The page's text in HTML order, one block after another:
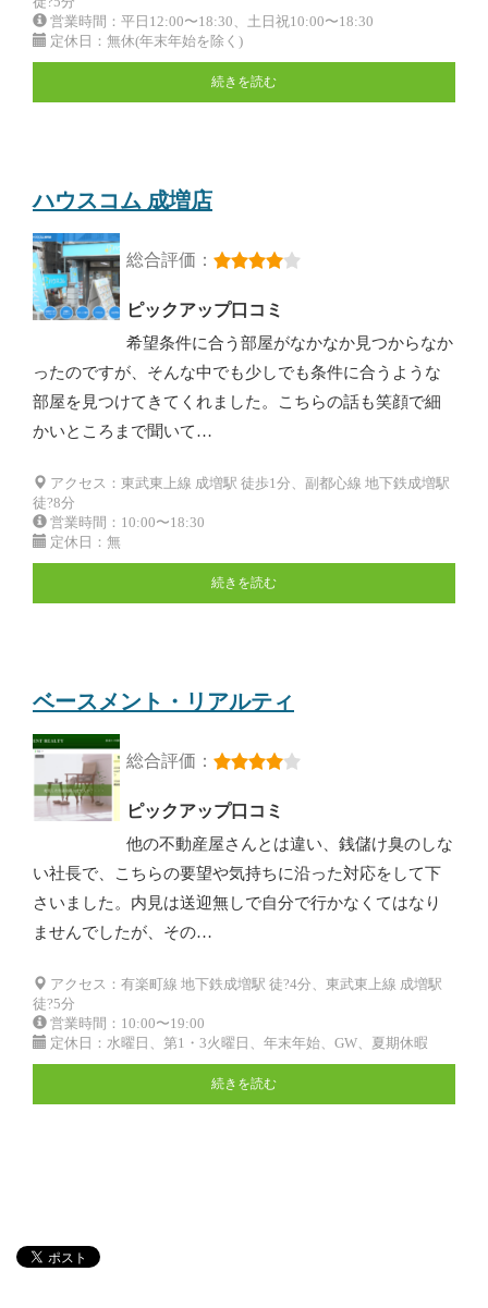
営業時間：平日12:00〜18:30、土日祝10:00〜18:30
定休日：無休(年末年始を除く)
続きを読む
ハウスコム 成増店
総合評価：
ピックアップ口コミ
希望条件に合う部屋がなかなか見つからなか
ったのですが、そんな中でも少しでも条件に合うような
部屋を見つけてきてくれました。こちらの話も笑顔で細
かいところまで聞いて…
アクセス：東武東上線 成増駅 徒歩1分、副都心線 地下鉄成増駅
徒?8分
営業時間：10:00〜18:30
定休日：無
続きを読む
ベースメント・リアルティ
総合評価：
ピックアップ口コミ
他の不動産屋さんとは違い、銭儲け臭のしな
い社長で、こちらの要望や気持ちに沿った対応をして下
さいました。内見は送迎無しで自分で行かなくてはなり
ませんでしたが、その…
アクセス：有楽町線 地下鉄成増駅 徒?4分、東武東上線 成増駅
徒?5分
営業時間：10:00〜19:00
定休日：水曜日、第1・3火曜日、年末年始、GW、夏期休暇
続きを読む